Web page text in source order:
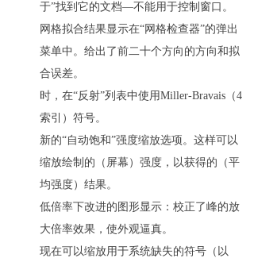
于”找到它的文档—不能用于控制窗口。
网格拟合结果显示在“网格检查器”的弹出
菜单中。给出了前二十个方向的方向和拟
合误差。
时，在“反射”列表中使用Miller-Bravais（4
索引）符号。
新的“自动饱和”强度缩放选项。这样可以
缩放绘制的（屏幕）强度，以获得的（平
均强度）结果。
低倍率下改进的图形显示：校正了峰的放
大倍率效果，使外观逼真。
现在可以缩放用于系统缺失的符号（以